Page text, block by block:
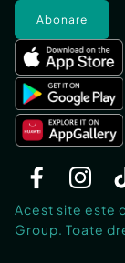
Abonare
Acest site este
Group. Toate